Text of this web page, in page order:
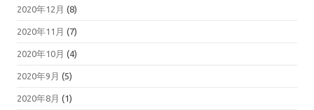
2020年12月 (8)
2020年11月 (7)
2020年10月 (4)
2020年9月 (5)
2020年8月 (1)